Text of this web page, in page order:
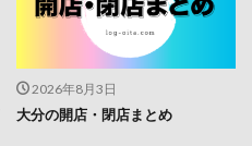
2026年8月3日
大分の開店・閉店まとめ